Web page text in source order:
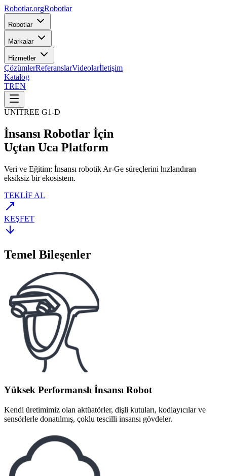
Robotlar.orgRobotlar
Robotlar
Markalar
Hizmetler
ÇözümlerReferanslarVideolarİletişim
Katalog
TREN
UNITREE G1-D
İnsansı Robotlar İçin
Uçtan Uca Platform
Veri ve Eğitim: İnsansı robotik Ar-Ge süreçlerini hızlandıran
eksiksiz bir ekosistem.
TEKLİF AL
KEŞFET
Temel Bileşenler
Yüksek Performanslı İnsansı Robot
Kendi üretimimiz olan aktüatörler, dişli kutuları, kodlayıcılar ve
sensörlerle donatılmış, çoklu tescilli insansı gövdeler.